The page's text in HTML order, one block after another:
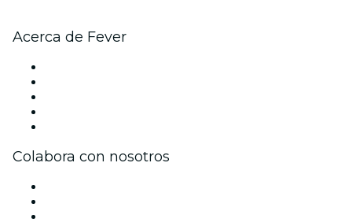
Acerca de Fever
Colabora con nosotros